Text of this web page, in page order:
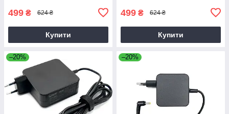
499 ₴ 624 ₴
Купити
499 ₴ 624 ₴
Купити
–20% –20%